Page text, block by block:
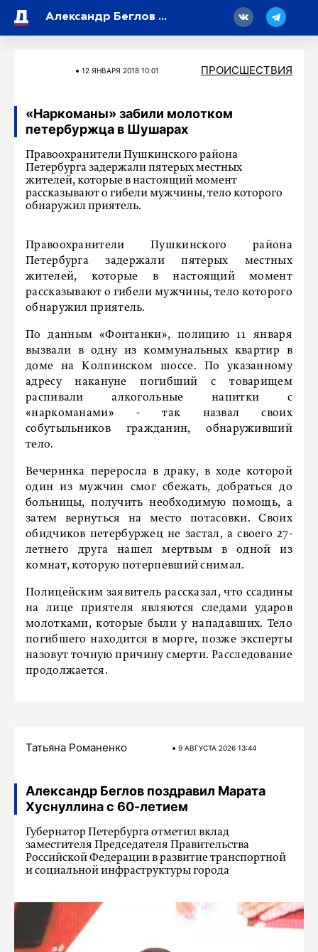
Александр Беглов поздравил Марата Хуснуллина с 60-летием
12 ЯНВАРЯ 2018 10:01 ПРОИСШЕСТВИЯ
«Наркоманы» забили молотком
петербуржца в Шушарах
Правоохранители Пушкинского района
Петербурга задержали пятерых местных
жителей, которые в настоящий момент
рассказывают о гибели мужчины, тело которого
обнаружил приятель.
Правоохранители Пушкинского района
Петербурга задержали пятерых местных
жителей, которые в настоящий момент
рассказывают о гибели мужчины, тело которого
обнаружил приятель.
По данным «Фонтанки», полицию 11 января
вызвали в одну из коммунальных квартир в
доме на Колпинском шоссе. По указанному
адресу накануне погибший с товарищем
распивали алкогольные напитки с
«наркоманами» - так назвал своих
собутыльников гражданин, обнаруживший
тело.
Вечеринка переросла в драку, в ходе которой
один из мужчин смог сбежать, добраться до
больницы, получить необходимую помощь, а
затем вернуться на место потасовки. Своих
обидчиков петербуржец не застал, а своего 27-
летнего друга нашел мертвым в одной из
комнат, которую потерпевший снимал.
Полицейским заявитель рассказал, что ссадины
на лице приятеля являются следами ударов
молотками, которые были у нападавших. Тело
погибшего находится в морге, позже эксперты
назовут точную причину смерти. Расследование
продолжается.
Татьяна Романенко 9 АВГУСТА 2026 13:44
Александр Беглов поздравил Марата
Хуснуллина с 60-летием
Губернатор Петербурга отметил вклад
заместителя Председателя Правительства
Российской Федерации в развитие транспортной
и социальной инфраструктуры города